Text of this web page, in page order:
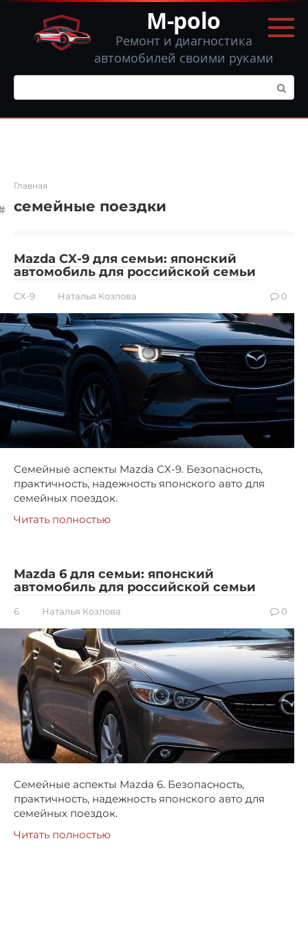
Перейти
контенту
M-polo
Ремонт и диагностика
автомобилей своими руками
Поиск:
Главная
семейные поездки
Mazda CX-9 для семьи: японский
автомобиль для российской семьи
CX-9 Наталья Козлова 0
Семейные аспекты Mazda CX-9. Безопасность,
практичность, надежность японского авто для
семейных поездок.
Читать полностью
Mazda 6 для семьи: японский
автомобиль для российской семьи
6 Наталья Козлова 0
Семейные аспекты Mazda 6. Безопасность,
практичность, надежность японского авто для
семейных поездок.
Читать полностью